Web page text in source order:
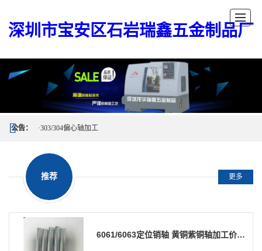
深圳市宝安区石岩瑞鑫五金制品厂
公告： ·303/304偏心轴加工
·数控车床加工
·铝合金微型小丝杆
·车铣复合加工
推荐 更多
6061/6063定位销轴 黄铜紫铜轴加工价格 使用寿命长